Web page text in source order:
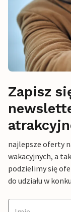
Zapisz
najlepsze oferty
wakacyjnych, a
podzielimy się
do udziału w